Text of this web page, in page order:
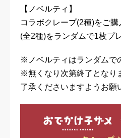
【ノベルティ】
コラボクレープ(2種)をご
(全2種)をランダムで1枚プ
※ノベルティはランダムで
※無くなり次第終了となり
了承くださいますようお願